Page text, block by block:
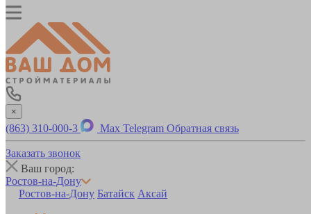
×
(863) 310-000-3 Max Telegram Обратная связь
Заказать звонок
Ваш город:
Ростов-на-Дону
Ростов-на-Дону Батайск Аксай